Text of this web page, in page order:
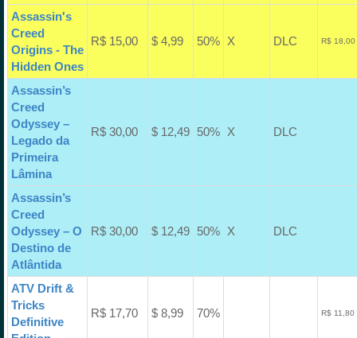
Assassin's
Creed
Origins - The
Hidden Ones
R$ 15,00 $ 4,99 50% X DLC R$
Assassin’s
Creed
Odyssey –
Legado da
Primeira
Lâmina
R$ 30,00 $ 12,49 50% X DLC
Assassin’s
Creed
Odyssey – O
Destino de
Atlântida
R$ 30,00 $ 12,49 50% X DLC
ATV Drift &
Tricks
Definitive
R$ 17,70 $ 8,99 70% R$